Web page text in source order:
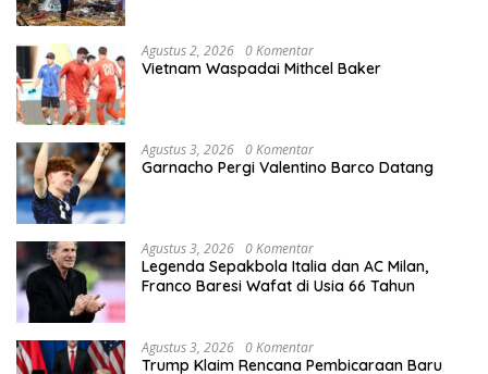
Agustus 2, 2026 0 Komentar
Vietnam Waspadai Mithcel Baker
Agustus 3, 2026 0 Komentar
Garnacho Pergi Valentino Barco Datang
Agustus 3, 2026 0 Komentar
Legenda Sepakbola Italia dan AC Milan,
Franco Baresi Wafat di Usia 66 Tahun
Agustus 3, 2026 0 Komentar
Trump Klaim Rencana Pembicaraan Baru